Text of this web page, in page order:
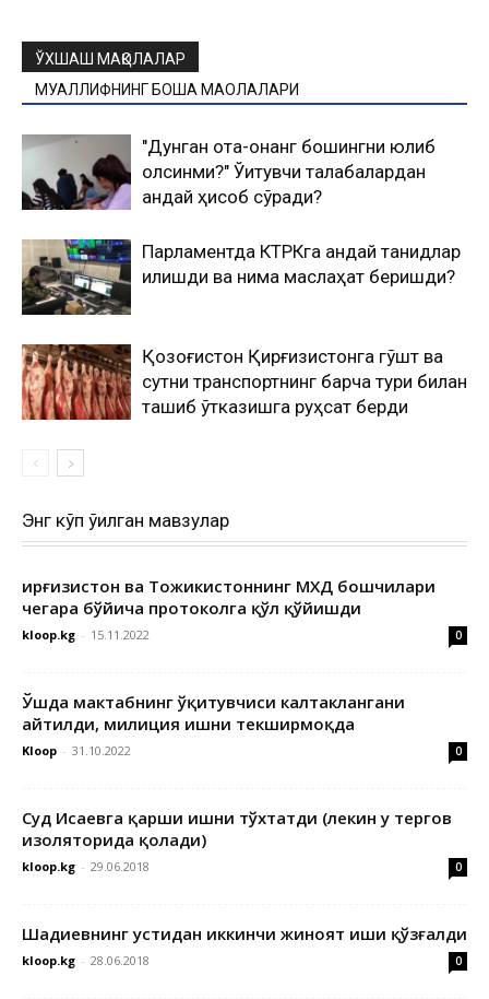
ЎХШАШ МАҚОЛАЛАР
МУАЛЛИФНИНГ БОШҚА МАҚОЛАЛАРИ
"Дунган ота-онанг бошингни юлиб
олсинми?" Ўқитувчи талабалардан
қандай ҳисоб сўради?
Парламентда КТРКга қандай танқидлар
қилишди ва нима маслаҳат беришди?
Қозоғистон Қирғизистонга гўшт ва
сутни транспортнинг барча тури билан
ташиб ўтказишга руҳсат берди
Энг кўп ўқилган мавзулар
Қирғизистон ва Тожикистоннинг МХДҚ бошчилари
чегара бўйича протоколга қўл қўйишди
kloop.kg - 15.11.2022 0
Ўшда мактабнинг ўқитувчиси калтаклангани
айтилди, милиция ишни текширмоқда
Kloop - 31.10.2022 0
Суд Исаевга қарши ишни тўхтатди (лекин у тергов
изоляторида қолади)
kloop.kg - 29.06.2018 0
Шадиевнинг устидан иккинчи жиноят иши қўзғалди
kloop.kg - 28.06.2018 0